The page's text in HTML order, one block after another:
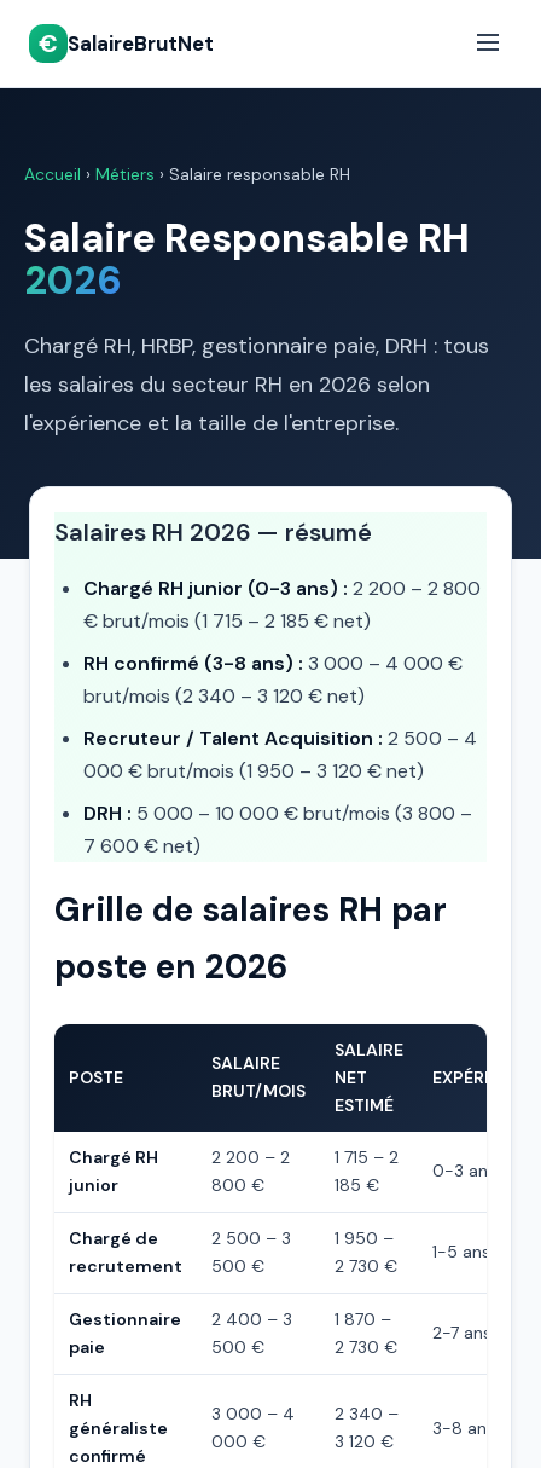
€ SalaireBrutNet
Accueil › Métiers › Salaire responsable RH
Salaire Responsable RH
2026
Chargé RH, HRBP, gestionnaire paie, DRH : tous
les salaires du secteur RH en 2026 selon
l'expérience et la taille de l'entreprise.
Salaires RH 2026 — résumé
Chargé RH junior (0-3 ans) : 2 200 – 2 800
€ brut/mois (1 715 – 2 185 € net)
RH confirmé (3-8 ans) : 3 000 – 4 000 €
brut/mois (2 340 – 3 120 € net)
Recruteur / Talent Acquisition : 2 500 – 4
000 € brut/mois (1 950 – 3 120 € net)
DRH : 5 000 – 10 000 € brut/mois (3 800 –
7 600 € net)
Grille de salaires RH par
poste en 2026
POSTE
SALAIRE
BRUT/MOIS
SALAIRE
NET
ESTIMÉ
EXPÉRIENCE
Chargé RH
junior
2 200 – 2
800 €
1 715 – 2
185 €
0-3 ans
Chargé de
recrutement
2 500 – 3
500 €
1 950 –
2 730 €
1-5 ans
Gestionnaire
paie
2 400 – 3
500 €
1 870 –
2 730 €
2-7 ans
RH
généraliste
confirmé
3 000 – 4
000 €
2 340 –
3 120 €
3-8 ans